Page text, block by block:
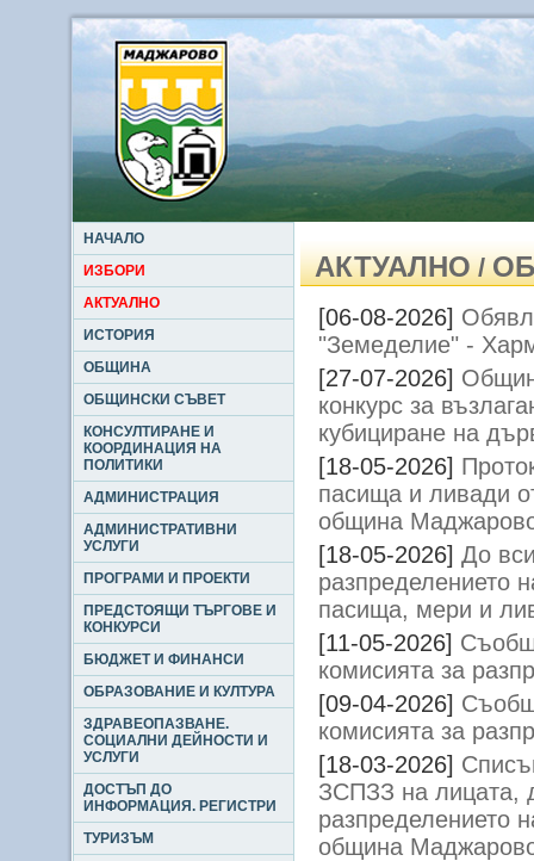
НАЧАЛО
ИЗБОРИ
АКТУАЛНО
ИСТОРИЯ
ОБЩИНА
ОБЩИНСКИ СЪВЕТ
КОНСУЛТИРАНЕ И
КООРДИНАЦИЯ НА
ПОЛИТИКИ
АДМИНИСТРАЦИЯ
АДМИНИСТРАТИВНИ
УСЛУГИ
ПРОГРАМИ И ПРОЕКТИ
ПРЕДСТОЯЩИ ТЪРГОВЕ И
КОНКУРСИ
БЮДЖЕТ И ФИНАНСИ
ОБРАЗОВАНИЕ И КУЛТУРА
ЗДРАВЕОПАЗВАНЕ.
СОЦИАЛНИ ДЕЙНОСТИ И
УСЛУГИ
ДОСТЪП ДО
ИНФОРМАЦИЯ. РЕГИСТРИ
ТУРИЗЪМ
АКТУАЛНО/
[06-08-2026]
"Земеделие" -
[27-07-2026]
конкурс за
кубициране на
[18-05-2026]
пасища и ливади
община
[18-05-2026] До
разпределението
пасища, мери и
[11-05-2026]
комисията за
[09-04-2026]
комисията за
[18-03-2026]
ЗСПЗЗ на лицата,
разпределението
община